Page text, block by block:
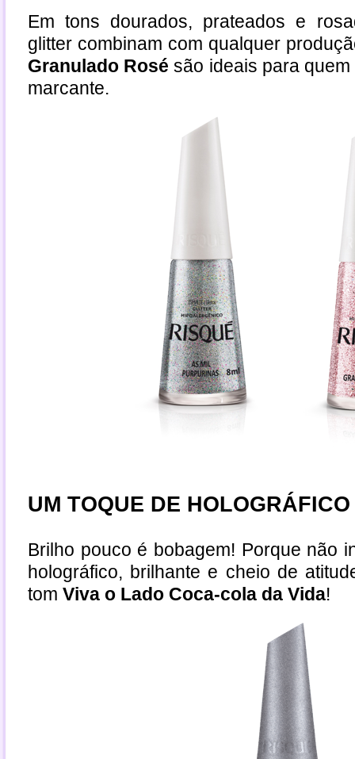
Em tons dourados, prateados e
glitter combinam com qualquer
Granulado Rosé são ideais para
marcante.
UM TOQUE DE HOLOGRÁFICO
Brilho pouco é bobagem! Porque não
holográfico, brilhante e cheio de
tom Viva o Lado Coca-cola da Vida!